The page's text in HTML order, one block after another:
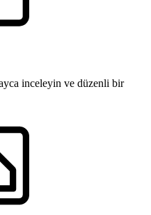
inceleyin ve düzenli bir